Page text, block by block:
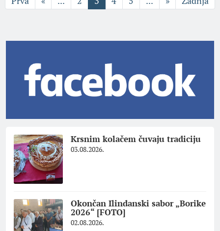
Krsnim kolačem čuvaju tradiciju
03.08.2026.
Okončan Ilindanski sabor „Borike
2026“ [FOTO]
02.08.2026.